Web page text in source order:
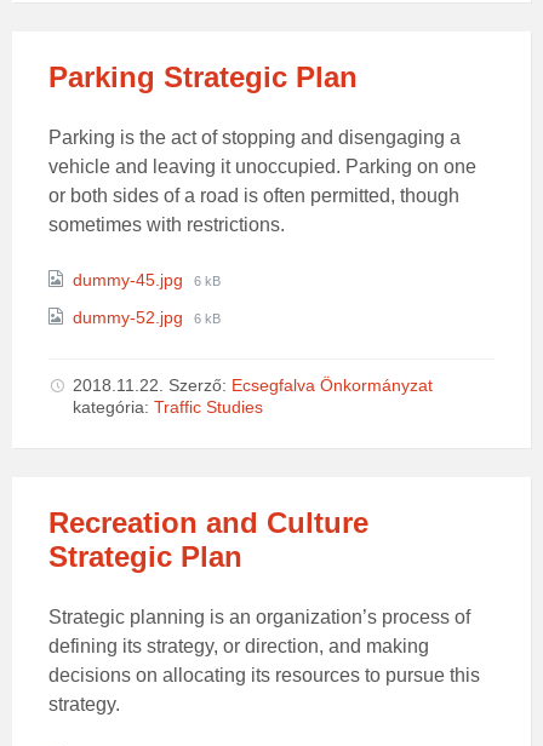
Parking Strategic Plan
Parking is the act of stopping and disengaging a
vehicle and leaving it unoccupied. Parking on one
or both sides of a road is often permitted, though
sometimes with restrictions.
Attachments
dummy-45.jpg
File
6 kB
dummy-52.jpg
File
6 kB
2018.11.22. Szerző: Ecsegfalva Önkormányzat
kategória: Traffic Studies
Recreation and Culture
Strategic Plan
Strategic planning is an organization’s process of
defining its strategy, or direction, and making
decisions on allocating its resources to pursue this
strategy.